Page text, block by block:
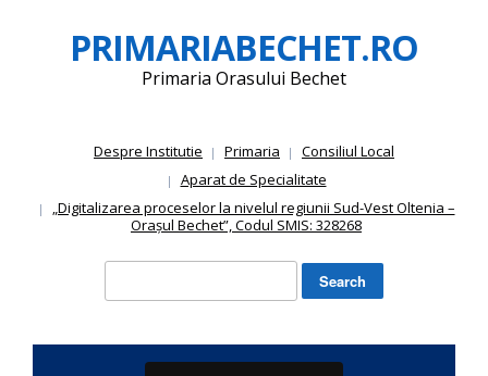
to
content
PRIMARIABECHET.RO
Primaria Orasului Bechet
Despre Institutie Primaria
Consiliul Local
Aparat de Specialitate
„Digitalizarea proceselor la nivelul regiunii Sud-Vest Oltenia –
Orașul Bechet”, Codul SMIS: 328268